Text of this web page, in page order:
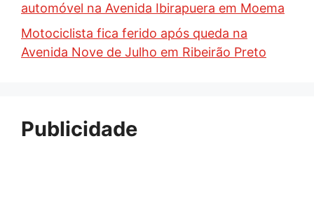
automóvel na Avenida Ibirapuera em Moema
Motociclista fica ferido após queda na
Avenida Nove de Julho em Ribeirão Preto
Publicidade